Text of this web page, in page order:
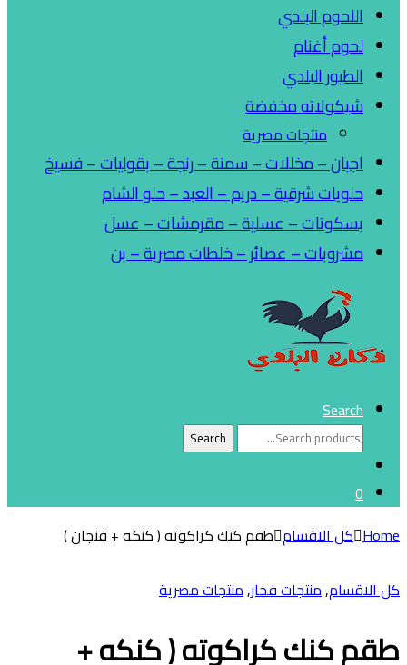
اللحوم البلدي
لحوم أغنام
الطيور البلدي
شيكولاته مخفضة
منتجات مصرية
اجبان – مخللات – سمنة – رنجة – بقوليات – فسيخ
حلويات شرقية – دريم – العبد – حلو الشام
بسكوتات – عسلية – مقرمشات – عسل
مشروبات – عصائر – خلطات مصرية – بن
Search
Search
Search
0
Home كل الاقسام طقم كنك كراكوته ( كنكه + فنجان )
كل الاقسام,منتجات فخار,منتجات مصرية
طقم كنك كراكوته ( كنكه +